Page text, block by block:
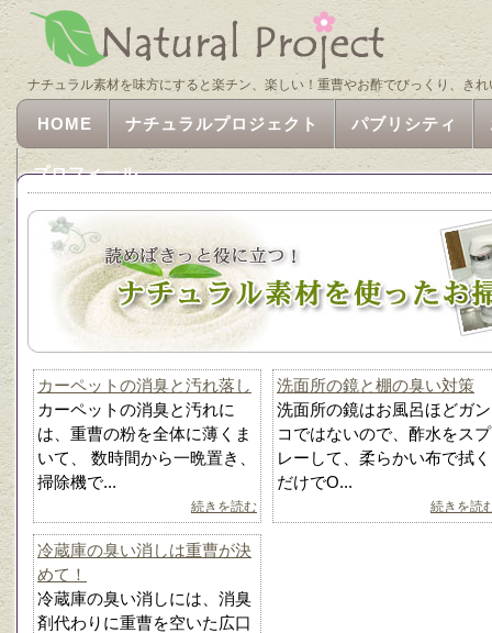
ナチュラル素材を味方にすると楽チン、楽しい！重曹やお酢でびっくり、きれ
HOME ナチュラルプロジェクト パブリシティ
プロフィール
カーペットの消臭と汚れ落し
カーペットの消臭と汚れに
は、重曹の粉を全体に薄くま
いて、 数時間から一晩置き、
掃除機で...
続きを読む
洗面所の鏡と棚の臭い対策
洗面所の鏡はお風呂ほどガン
コではないので、酢水をスプ
レーして、柔らかい布で拭く
だけでO...
続きを読
冷蔵庫の臭い消しは重曹が決
めて！
冷蔵庫の臭い消しには、消臭
剤代わりに重曹を空いた広口